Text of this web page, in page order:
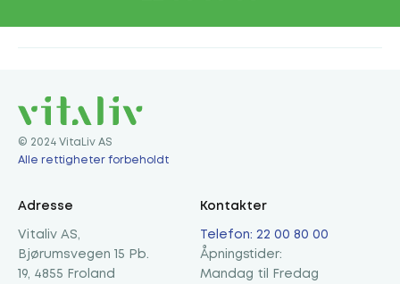
© 2024 VitaLiv AS
Alle rettigheter forbeholdt
Adresse
Vitaliv AS,
Bjørumsvegen 15 Pb.
19, 4855 Froland
Kontakter
Telefon: 22 00 80 00
Åpningstider:
Mandag til Fredag